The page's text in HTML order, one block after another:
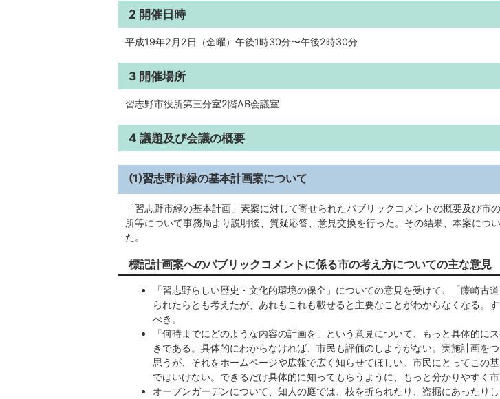
2 開催日時
平成19年2月2日（金曜）午後1時30分〜午後2時30分
3 開催場所
習志野市役所第三分室2階AB会議室
4 議題及び会議の概要
(1)習志野市緑の基本計画案について
「習志野市緑の基本計画」素案に対して寄せられたパブリックコメントの概要及び市
所等について事務局より説明後、質疑応答、意見交換を行った。その結果、本案につ
た。
標記計画案へのパブリックコメントに係る市の考え方についての主な意見
「習志野らしい歴史・文化的環境の保全」についての意見を受けて、「藤崎古
られたらとも考えたが、あれもこれも載せると主要なことがわからなくなる。
べき。
「何時までにどのような内容の計画を」という意見について、もっと具体的に
きである。具体的にわからなければ、市民も評価のしようがない。実施計画を
思うが、それをホームページや広報で広く知らせてほしい。市民にとってこの
ではいけない。できるだけ具体的に知ってもらうように、もっと分かりやすく市
オープンガーデンについて、知人の庭では、枝を折られたり、盗掘にあったり